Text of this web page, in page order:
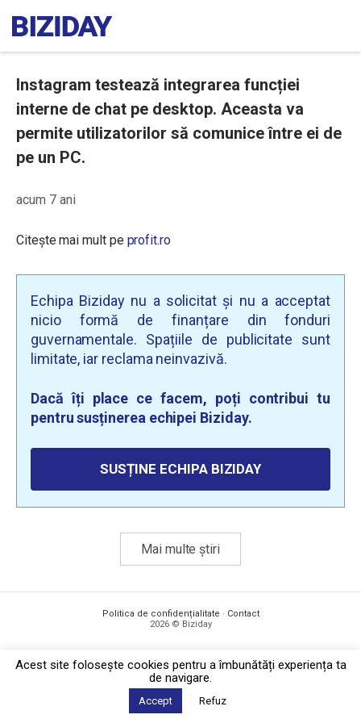
Instagram testează integrarea funcției
interne de chat pe desktop. Aceasta va
permite utilizatorilor să comunice între ei de
pe un PC.
acum 7 ani
Citește mai mult pe profit.ro
Echipa Biziday nu a solicitat și nu a acceptat
nicio formă de finanțare din fonduri
guvernamentale. Spațiile de publicitate sunt
limitate, iar reclama neinvazivă.
Dacă îți place ce facem, poți contribui tu
pentru susținerea echipei Biziday.
SUSȚINE ECHIPA BIZIDAY
Mai multe știri
Politica de confidențialitate · Contact
2026 © Biziday
Acest site foloseşte cookies pentru a îmbunătăți experiența ta
de navigare.
Accept Refuz